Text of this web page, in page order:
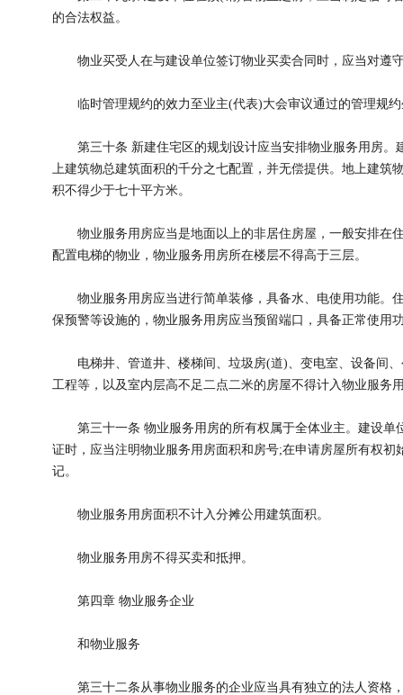
的合法权益。
物业买受人在与建设单位签订物业买卖合同时，应当对遵
临时管理规约的效力至业主(代表)大会审议通过的管理规约
第三十条 新建住宅区的规划设计应当安排物业服务用房。
上建筑物总建筑面积的千分之七配置，并无偿提供。地上建筑
积不得少于七十平方米。
物业服务用房应当是地面以上的非居住房屋，一般安排在
配置电梯的物业，物业服务用房所在楼层不得高于三层。
物业服务用房应当进行简单装修，具备水、电使用功能。
保预警等设施的，物业服务用房应当预留端口，具备正常使用
电梯井、管道井、楼梯间、垃圾房(道)、变电室、设备间、
工程等，以及室内层高不足二点二米的房屋不得计入物业服务
第三十一条 物业服务用房的所有权属于全体业主。建设单
证时，应当注明物业服务用房面积和房号;在申请房屋所有权
记。
物业服务用房面积不计入分摊公用建筑面积。
物业服务用房不得买卖和抵押。
第四章 物业服务企业
和物业服务
第三十二条从事物业服务的企业应当具有独立的法人资格